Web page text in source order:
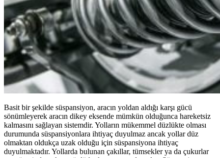
Basit bir şekilde süspansiyon, aracın yoldan aldığı karşı gücü
sönümleyerek aracın dikey eksende mümkün olduğunca hareketsiz
kalmasını sağlayan sistemdir. Yolların mükemmel düzlükte olması
durumunda süspansiyonlara ihtiyaç duyulmaz ancak yollar düz
olmaktan oldukça uzak olduğu için süspansiyona ihtiyaç
duyulmaktadır. Yollarda bulunan çakıllar, tümsekler ya da çukurlar